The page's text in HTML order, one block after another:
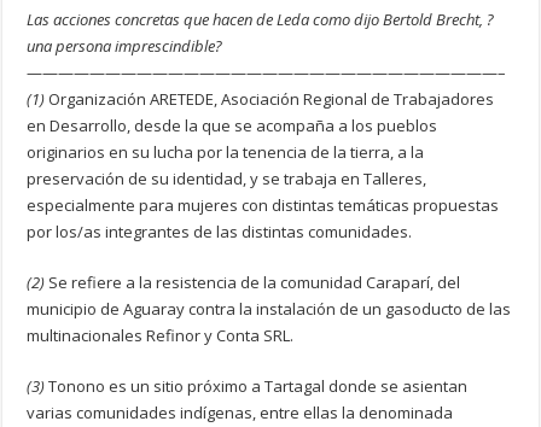
Las acciones concretas que hacen de Leda como dijo Bertold Brecht, ?
una persona imprescindible?
——————————————————————————————–
(1)Organización ARETEDE, Asociación Regional de Trabajadores
en Desarrollo, desde la que se acompaña a los pueblos
originarios en su lucha por la tenencia de la tierra, a la
preservación de su identidad, y se trabaja en Talleres,
especialmente para mujeres con distintas temáticas propuestas
por los/as integrantes de las distintas comunidades.
(2) Se refiere a la resistencia de la comunidad Caraparí, del
municipio de Aguaray contra la instalación de un gasoducto de las
multinacionales Refinor y Conta SRL.
(3)Tonono es un sitio próximo a Tartagal donde se asientan
varias comunidades indígenas, entre ellas la denominada